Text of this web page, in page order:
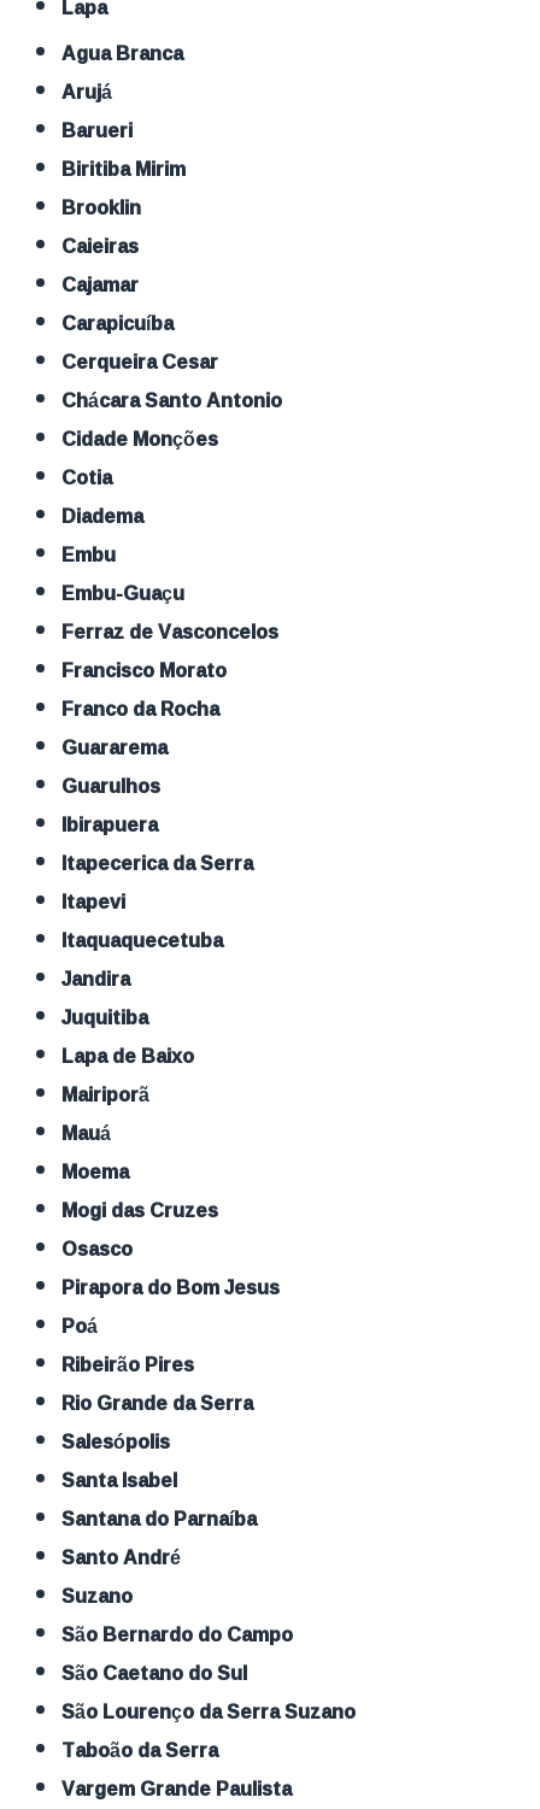
Lapa
Agua Branca
Arujá
Barueri
Biritiba Mirim
Brooklin
Caieiras
Cajamar
Carapicuíba
Cerqueira Cesar
Chácara Santo Antonio
Cidade Monções
Cotia
Diadema
Embu
Embu-Guaçu
Ferraz de Vasconcelos
Francisco Morato
Franco da Rocha
Guararema
Guarulhos
Ibirapuera
Itapecerica da Serra
Itapevi
Itaquaquecetuba
Jandira
Juquitiba
Lapa de Baixo
Mairiporã
Mauá
Moema
Mogi das Cruzes
Osasco
Pirapora do Bom Jesus
Poá
Ribeirão Pires
Rio Grande da Serra
Salesópolis
Santa Isabel
Santana do Parnaíba
Santo André
Suzano
São Bernardo do Campo
São Caetano do Sul
São Lourenço da Serra Suzano
Taboão da Serra
Vargem Grande Paulista